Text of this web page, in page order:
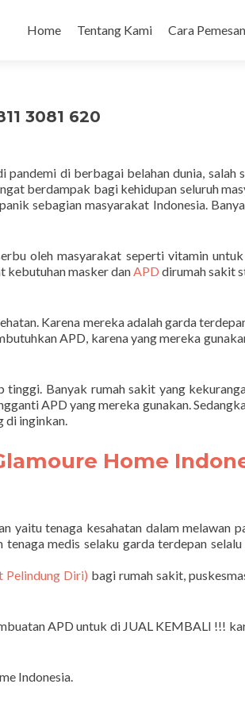
Home Tentang Kami Cara
3081 620
di berbagai belahan dunia, salah
berdampak bagi kehidupan seluruh
sebagian masyarakat Indonesia.
oleh masyarakat seperti vitamin
kebutuhan masker danAPD dirumah sakit
Karena mereka adalah garda
APD, karena yang mereka
Banyak rumah sakit yang
APD yang mereka gunakan.
di inginkan.
Home
yaitu tenaga kesahatan dalam melawan
medis selaku garda terdepan
Pelindung Diri) bagi rumah sakit,
APD untuk di JUAL KEMBALI !!!
Indonesia.